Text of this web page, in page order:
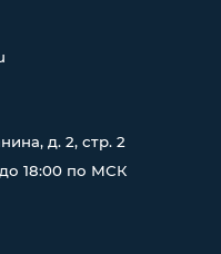
д. 2, стр. 2
18:00 по МСК